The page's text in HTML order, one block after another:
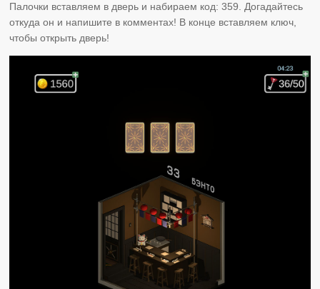
Палочки вставляем в дверь и набираем код: 359. Догадайтесь
откуда он и напишите в комментах! В конце вставляем ключ,
чтобы открыть дверь!